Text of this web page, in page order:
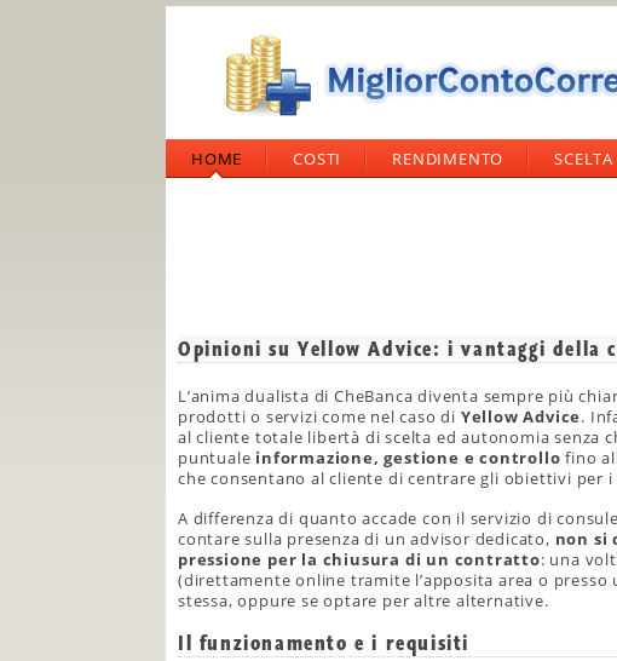
HOME COSTI RENDIMENTO SCELTA
Opinioni su Yellow Advice: i vantaggi della
L’anima dualista di CheBanca diventa sempre più
prodotti o servizi come nel caso di Yellow Advice.
al cliente totale libertà di scelta ed autonomia senza
puntuale informazione, gestione e controllo fino
che consentano al cliente di centrare gli obiettivi per
A differenza di quanto accade con il servizio di
contare sulla presenza di un advisor dedicato, non si
pressione per la chiusura di un contratto: una
(direttamente online tramite l’apposita area o presso
stessa, oppure se optare per altre alternative.
Il funzionamento e i requisiti